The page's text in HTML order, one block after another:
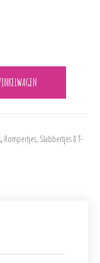
naar keuze in 8 lieve kleurtjes.
, Rompertjes, Slabbertjes & T-